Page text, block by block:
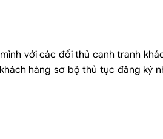
với các đối thủ cạnh tranh
hàng sơ bộ thủ tục đăng ký